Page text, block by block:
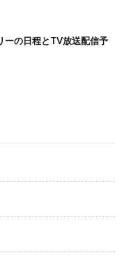
ーの日程とTV放送配信予